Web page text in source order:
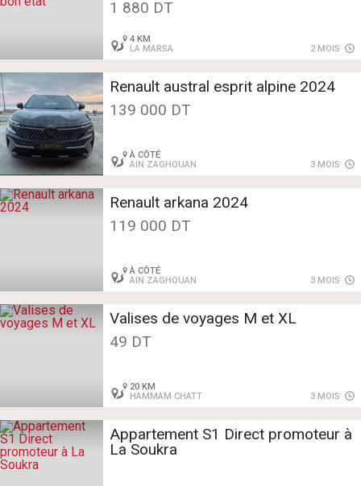
1 880 DT
4 KM
LA MARSA
2 MOIS
Renault austral esprit alpine 2024
139 000 DT
À CÔTÉ
AIN ZAGHOUAN
3 MOIS
Renault arkana 2024
119 000 DT
À CÔTÉ
AIN ZAGHOUAN
3 MOIS
Valises de voyages M et XL
49 DT
20 KM
HAMMAM CHATT
3 MOIS
Appartement S1 Direct promoteur à
La Soukra